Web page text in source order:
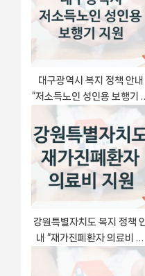
s
:
대구광역시 복지 정책 안내
“저소득노인 성인용 보행기 지
원” – 신청 요건과 제출 서류
강원특별자치도 복지 정책
내 “재가진폐환자 의료비 지
원” – 신청 요건과 제출 서류